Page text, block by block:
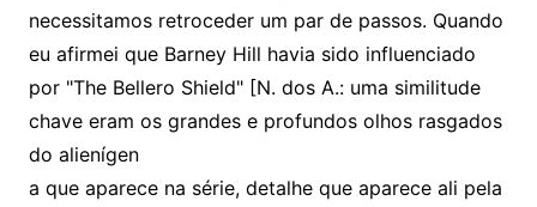
necessitamos retroceder um par de passos. Quando
eu afirmei que Barney Hill havia sido influenciado
por "The Bellero Shield" [N. dos A.: uma similitude
chave eram os grandes e profundos olhos rasgados
do alienígen
a que aparece na série, detalhe que aparece ali pela